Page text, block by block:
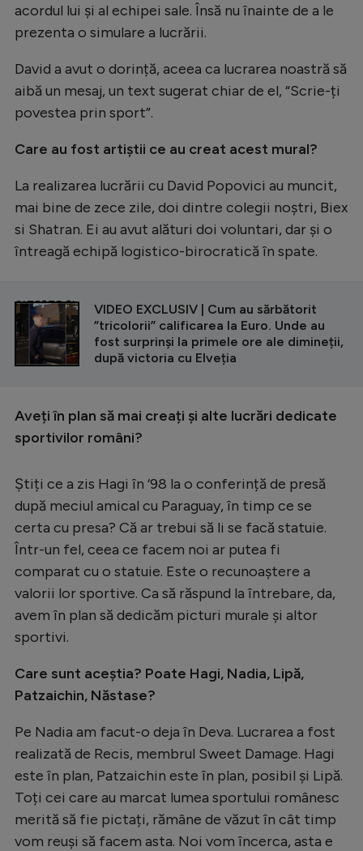
acordul lui și al echipei sale. Însă nu înainte de a le
prezenta o simulare a lucrării.
David a avut o dorință, aceea ca lucrarea noastră să
aibă un mesaj, un text sugerat chiar de el, “Scrie-ți
povestea prin sport”.
Care au fost artiștii ce au creat acest mural?
La realizarea lucrării cu David Popovici au muncit,
mai bine de zece zile, doi dintre colegii noștri, Biex
si Shatran. Ei au avut alături doi voluntari, dar și o
întreagă echipă logistico-birocratică în spate.
CITEȘTE ȘI
VIDEO EXCLUSIV | Cum au sărbătorit
”tricolorii” calificarea la Euro. Unde au
fost surprinși la primele ore ale dimineții,
după victoria cu Elveția
Aveți în plan să mai creați și alte lucrări dedicate
sportivilor români?
Știți ce a zis Hagi în ‘98 la o conferință de presă
după meciul amical cu Paraguay, în timp ce se
certa cu presa? Că ar trebui să li se facă statuie.
Într-un fel, ceea ce facem noi ar putea fi
comparat cu o statuie. Este o recunoaștere a
valorii lor sportive. Ca să răspund la întrebare, da,
avem în plan să dedicăm picturi murale și altor
sportivi.
Care sunt aceștia? Poate Hagi, Nadia, Lipă,
Patzaichin, Năstase?
Pe Nadia am facut-o deja în Deva. Lucrarea a fost
realizată de Recis, membrul Sweet Damage. Hagi
este în plan, Patzaichin este în plan, posibil și Lipă.
Toți cei care au marcat lumea sportului românesc
merită să fie pictați, rămâne de văzut în cât timp
vom reuși să facem asta. Noi vom încerca, asta e